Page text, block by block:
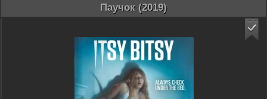
Паучок (2019)